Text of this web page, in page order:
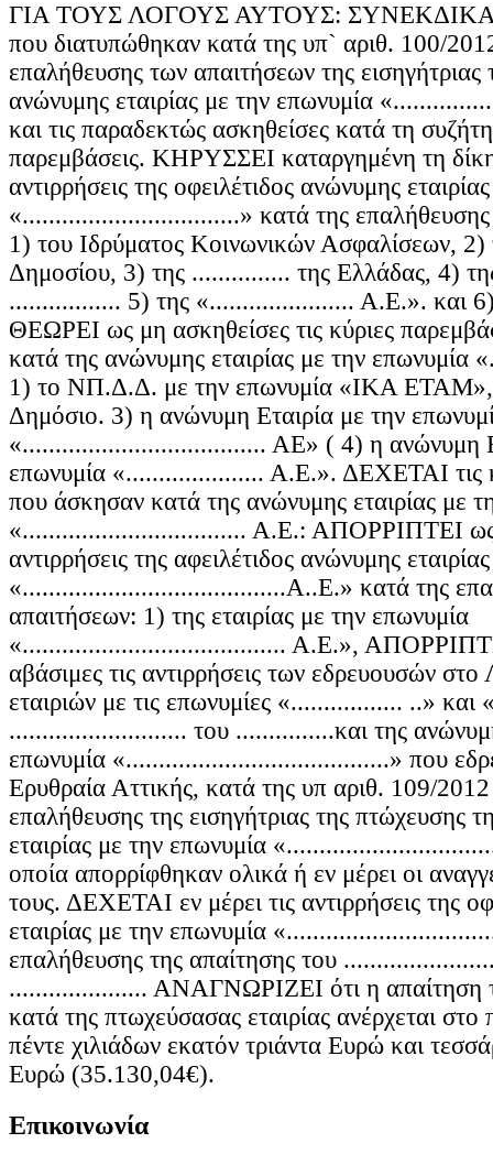
ΓΙΑ ΤΟΥΣ ΛΟΓΟΥΣ ΑΥΤΟΥΣ: ΣΥΝΕΚΔΙΚΑΖΕΙ
που διατυπώθηκαν κατά της υπ` αριθ. 100/
επαλήθευσης των απαιτήσεων της εισηγήτριας
ανώνυμης εταιρίας με την επωνυμία
και τις παραδεκτώς ασκηθείσες κατά τη
παρεμβάσεις. ΚΗΡΥΣΣΕΙ καταργημένη τη
αντιρρήσεις της οφειλέτιδος ανώνυμης
«.................................» κατά της
1) του Ιδρύματος Κοινωνικών Ασφαλίσεων, 2)
Δημοσίου, 3) της ............... της Ελλάδας, 4)
................. 5) της «...................... Α.Ε.». και
ΘΕΩΡΕΙ ως μη ασκηθείσες τις κύριες
κατά της ανώνυμης εταιρίας με την
1) το ΝΠ.Δ.Δ. με την επωνυμία «ΙΚΑ ΕΤΑΜ»,
Δημόσιο. 3) η ανώνυμη Εταιρία με την
«..................................... ΑΕ» ( 4) η ανώνυμη
επωνυμία «..................... Α.Ε.». ΔΕΧΕΤΑΙ τις
που άσκησαν κατά της ανώνυμης εταιρίας με
«.................................. Α.Ε.: ΑΠΟΡΡΙΠΤΕΙ ως
αντιρρήσεις της αφειλέτιδος ανώνυμης
«........................................Α..Ε.» κατά της
απαιτήσεων: 1) της εταιρίας με την επωνυμία
«........................................ Α.Ε.»,
αβάσιμες τις αντιρρήσεις των εδρευουσών
εταιριών με τις επωνυμίες «................. ..»
........................... του ...............και της
επωνυμία «........................................» που
Ερυθραία Αττικής, κατά της υπ αριθ. 109/
επαλήθευσης της εισηγήτριας της πτώχευσης
εταιρίας με την επωνυμία
οποία απορρίφθηκαν ολικά ή εν μέρει οι
τους. ΔΕΧΕΤΑΙ εν μέρει τις αντιρρήσεις της
εταιρίας με την επωνυμία
επαλήθευσης της απαίτησης του
..................... ΑΝΑΓΝΩΡΙΖΕΙ ότι η απαίτηση
κατά της πτωχεύσασας εταιρίας ανέρχεται στο
πέντε χιλιάδων εκατόν τριάντα Ευρώ και
Ευρώ (35.130,04€).
Επικοινωνία